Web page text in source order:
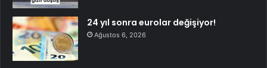
24 yıl sonra eurolar değişiyor!
Ağustos 6, 2026